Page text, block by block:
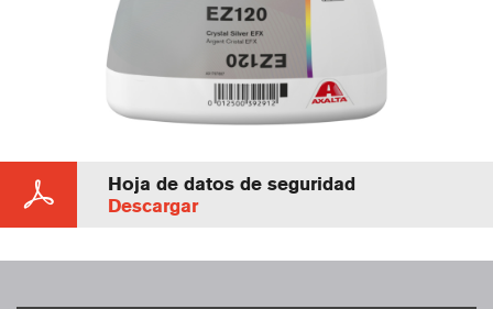
Hoja de datos de seguridad
Descargar